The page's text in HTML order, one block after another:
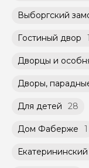
Агрегатором
к Оферте
Способы
экскурсию.
Мини-группы
участников
Выборгский
Гостиный двор 1
Дворцы и
Дворы,
Для детей 28
Дом Фаберже 1